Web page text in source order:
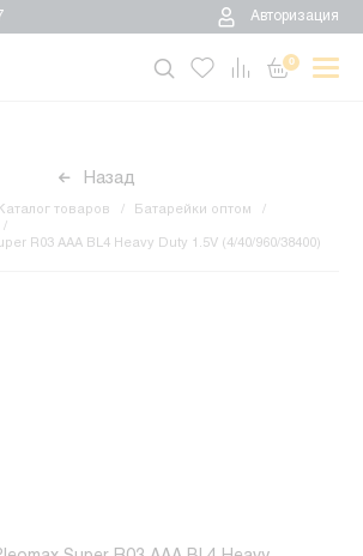
Авторизация
0
Назад
Каталог товаров
Батарейки оптом
R03 AAA BL4 Heavy Duty 1.5V (4/40/960/38400)